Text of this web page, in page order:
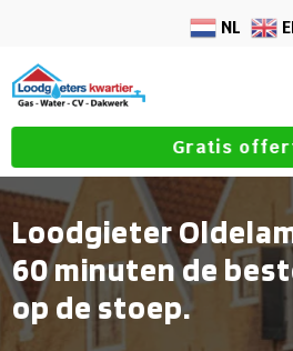
NL
Gratis
Loodgieter
60 minuten de
op de stoep.